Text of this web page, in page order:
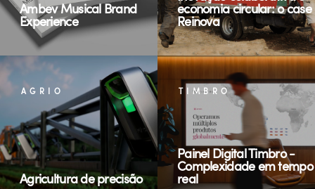
Ambev Musical Brand
Experience
economia circular: o case
Reinova
AGRIO
Agricultura de precisão
TIMBRO
Painel Digital Timbro -
Complexidade em tempo
real